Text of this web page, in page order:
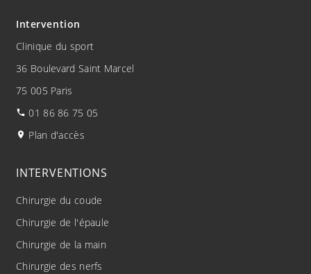
Intervention
Clinique du sport
36 Boulevard Saint Marcel
75 005 Paris
01 86 86 75 05
Plan d'accès
INTERVENTIONS
Chirurgie du coude
Chirurgie de l'épaule
Chirurgie de la main
Chirurgie des nerfs